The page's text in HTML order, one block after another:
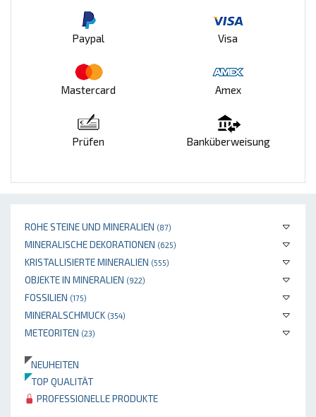
ROHE STEINE UND MINERALIEN (87)
MINERALISCHE DEKORATIONEN (625)
KRISTALLISIERTE MINERALIEN (555)
OBJEKTE IN MINERALIEN (922)
FOSSILIEN (175)
MINERALSCHMUCK (354)
METEORITEN (23)
NEUHEITEN
TOP QUALITÄT
PROFESSIONELLE PRODUKTE
Paypal Visa
Mastercard Amex
Prüfen Banküberweisung